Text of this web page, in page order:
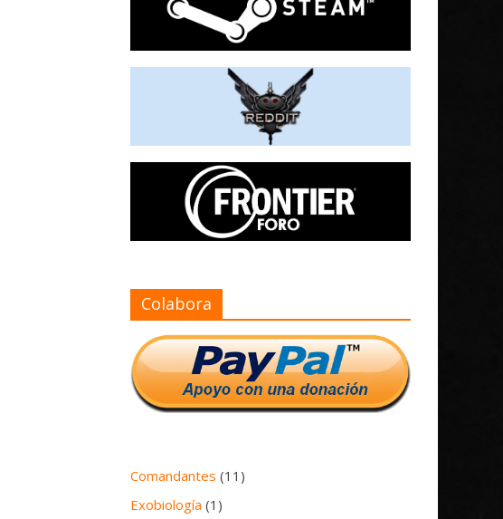
Colabora
Comandantes (11)
Exobiología (1)